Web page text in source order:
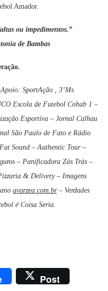
Amador.
ou impedimentos.”
de Bambas
SportAção , 3’Ms
Escola de Futebol Cohab 1 –
Esportiva – Jornal Calhau
São Paulo de Fato e Rádio
Sound – Authentic Tour –
– Panificadora Zás Trás –
& Delivery – Imagens
avarzea.com.br– Verdades
é Coisa Seria.
Post